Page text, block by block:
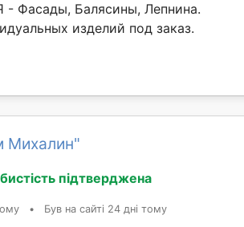
Фасады, Балясины, Лепнина.
изделий под заказ.
Михалин"
підтверджена
• Був на сайті 24 дні тому